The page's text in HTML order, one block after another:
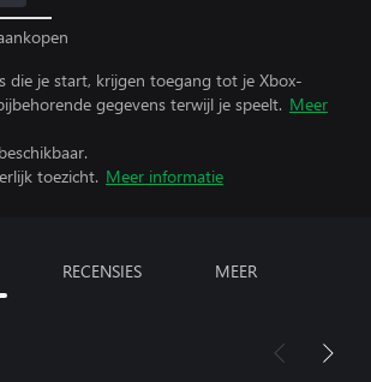
die je start, krijgen toegang tot je Xbox-
gegevens terwijl je speelt. Meer
toezicht. Meer informatie
RECENSIES MEER